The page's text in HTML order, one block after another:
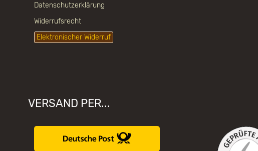
Datenschutzerklärung
Widerrufsrecht
Elektronischer Widerruf
VERSAND PER...